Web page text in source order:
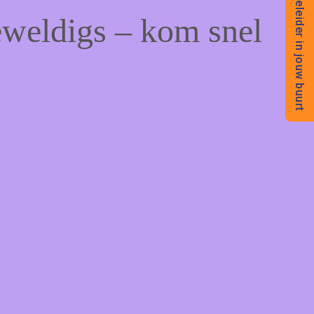
– kom snel
Begeleider in jouw buurt